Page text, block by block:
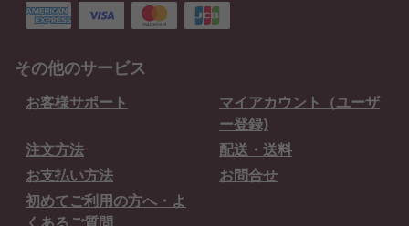
その他のサービス
お客様サポート
マイアカウント（ユーザ
ー登録)
注文方法
配送・送料
お支払い方法
お問合せ
初めてご利用の方へ・よ